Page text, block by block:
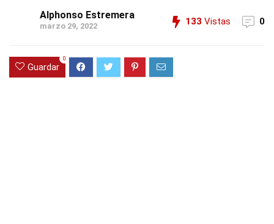
Alphonso Estremera
marzo 29, 2022 133 Vistas 0
Guardar
0